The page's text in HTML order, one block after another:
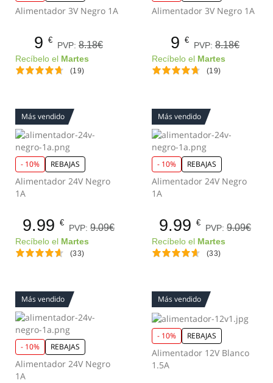
Alimentador 3V Negro 1A
9 €
PVP: 8.18€
Recíbelo el Martes
(19)
Alimentador 3V Negro 1A
9 €
PVP: 8.18€
Recíbelo el Martes
(19)
Más vendido
- 10% REBAJAS
Alimentador 24V Negro
1A
9.99 €
PVP: 9.09€
Recíbelo el Martes
(33)
Más vendido
- 10% REBAJAS
Alimentador 24V Negro
1A
9.99 €
PVP: 9.09€
Recíbelo el Martes
(33)
Más vendido
- 10% REBAJAS
Alimentador 24V Negro
1A
Más vendido
- 10% REBAJAS
Alimentador 12V Blanco
1.5A